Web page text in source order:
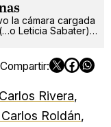
la cámara cargada
Leticia Sabater).
Carlos Rivera,
Roldán,